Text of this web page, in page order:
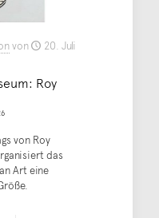
von
20. Juli
Roy
von Roy
das
Art eine